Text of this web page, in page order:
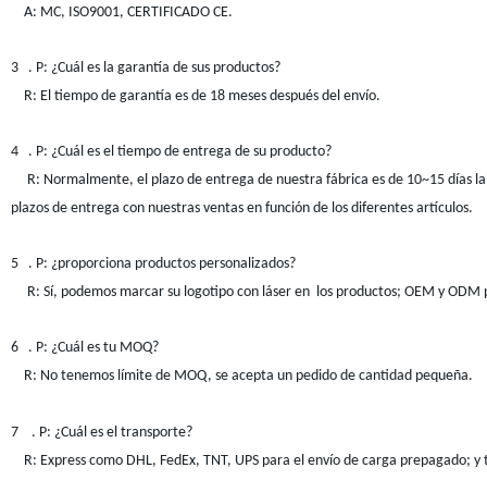
A: MC, ISO9001, CERTIFICADO CE.
3. P: ¿Cuál es la garantía de sus productos?
R: El tiempo de garantía es de 18 meses después del envío.
4
. P: ¿Cuál es el tiempo de entrega de su producto?
R: Normalmente, elplazo de entrega de nuestra fábrica es de 10~15 días
plazos de entrega con nuestras ventasen función de los diferentes artículos.
5 . P: ¿proporciona productos personalizados?
R: Sí, podemosmarcar sulogotipo con láser en los productos; OEM yODM
6 . P: ¿Cuál es tuMOQ?
R: No tenemos límite de MOQ, se acepta un pedido de cantidad pequeña.
7 . P: ¿Cuál es el transporte?
R: Express como DHL, FedEx, TNT, UPS para el envío de carga prepagado; y